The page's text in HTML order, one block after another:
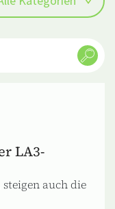
LA3-
auch die